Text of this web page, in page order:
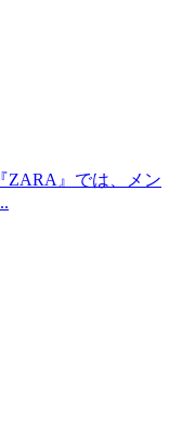
』では、メン